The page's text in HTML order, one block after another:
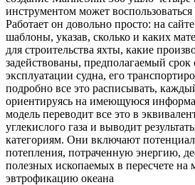
инструментом может
Работает он довольно просто: на
шаблоны, указав, сколько и каких
для строительства яхты, какие
задействованы, предполагаемый
эксплуатации судна, его
подробно все это расписывать,
ориентируясь на имеющуюся
модель переводит все это в
углекислого газа и выводит
категориям. Они включают потенциал
потепления, потраченную энергию,
полезных ископаемых в пересчете на
эвтрофикацию океана